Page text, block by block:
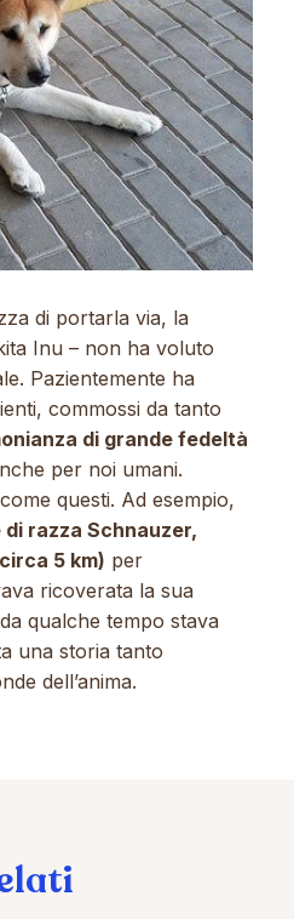
di portarla via, la
Inu – non ha voluto
Pazientemente ha
commossi da tanto
di grande fedeltà
per noi umani.
questi. Ad esempio,
razza Schnauzer,
5 km) per
ricoverata la sua
qualche tempo stava
una storia tanto
dell’anima.